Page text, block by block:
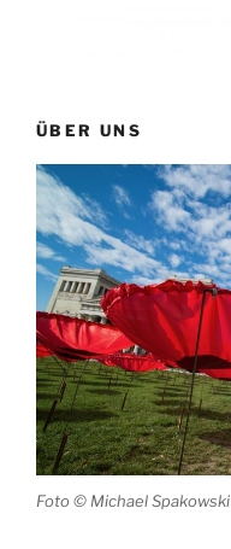
ÜBER UNS
Foto © Michael Spakowski